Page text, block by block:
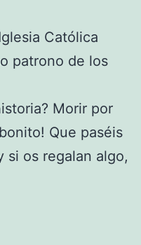
Católica
patrono de los
Morir por
Que paséis
si os regalan algo,